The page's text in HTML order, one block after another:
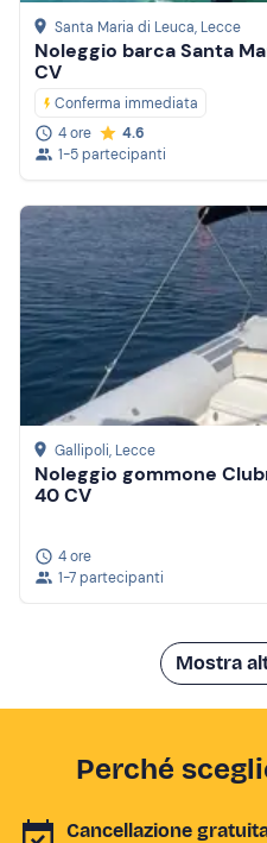
Santa Maria di Leuca, Lecce
Noleggio barca Santa
CV
Conferma immediata
4 ore
4.6
1-5 partecipanti
Gallipoli, Lecce
Noleggio gommone
40 CV
4 ore
1-7 partecipanti
Mostra
Perché
Cancellazione